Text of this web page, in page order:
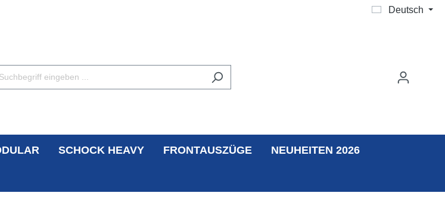
Deutsch
SCHOCK HEAVY FRONTAUSZÜGE NEUHEITEN 2026